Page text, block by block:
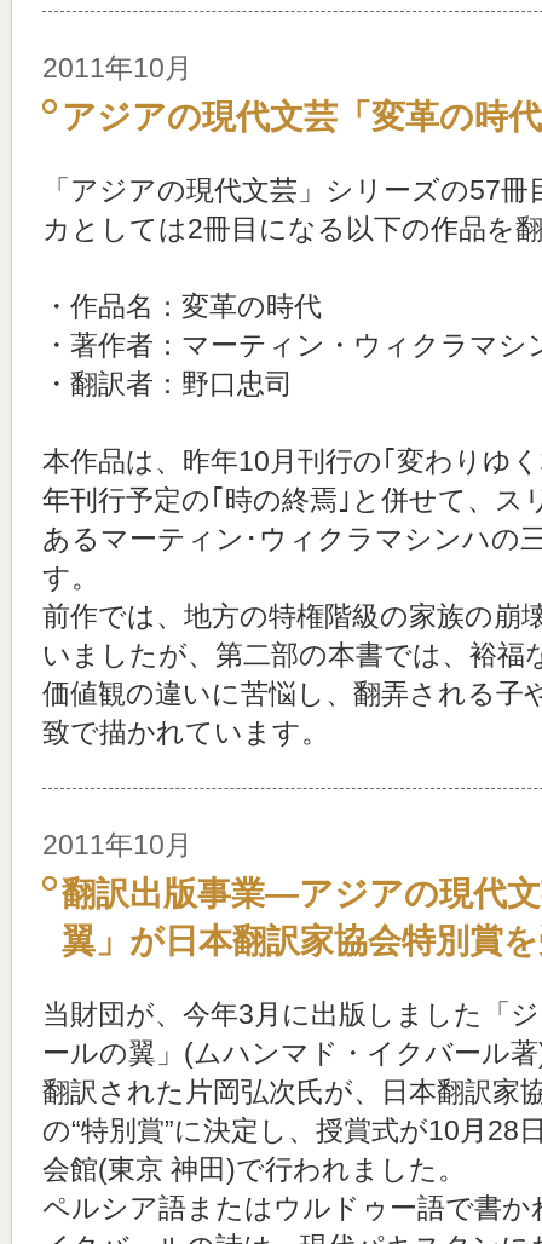
2011年10月
アジアの現代文芸「変革の時
「アジアの現代文芸」シリーズの57
カとしては2冊目になる以下の作品を
・作品名：変革の時代
・著作者：マーティン・ウィクラマシ
・翻訳者：野口忠司
本作品は、昨年10月刊行の｢変わりゆ
年刊行予定の｢時の終焉｣と併せて、ス
あるマーティン･ウィクラマシンハの
す。
前作では、地方の特権階級の家族の崩
いましたが、第二部の本書では、裕福
価値観の違いに苦悩し、翻弄される子
致で描かれています。
2011年10月
翻訳出版事業―アジアの現代
翼」が日本翻訳家協会特別賞
当財団が、今年3月に出版しました「
ールの翼」(ムハンマド・イクバール
翻訳された片岡弘次氏が、日本翻訳家
の“特別賞”に決定し、授賞式が10月28
会館(東京 神田)で行われました。
ペルシア語またはウルドゥー語で書か